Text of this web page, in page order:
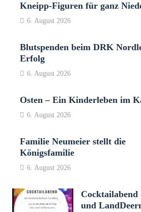
Kneipp-Figuren für ganz
6. August 2026
Blutspenden beim DRK
Erfolg
6. August 2026
Osten – Ein Kinderleben im
6. August 2026
Familie Neumeier stellt die
Königsfamilie
6. August 2026
und